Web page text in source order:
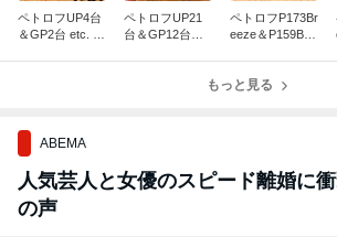
ペトロフUP4台
＆GP2台 etc. メ
ペトロフUP21
台＆GP12台メ
ペトロフP173Br
eeze＆P159Bor
もっと見る
ABEMA
人気芸人と女優のスピード離婚に
の声